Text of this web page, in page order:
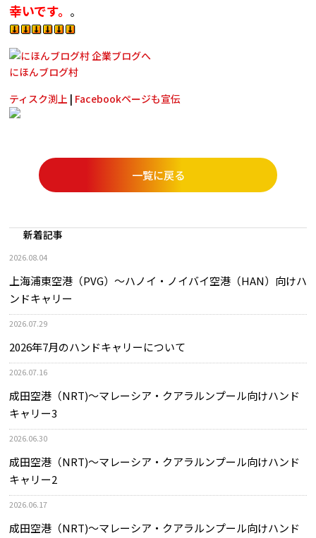
幸いです。 。
にほんブログ村
ティスク渕上 | Facebookページも宣伝
一覧に戻る
新着記事
2026.08.04
上海浦東空港（PVG）～ハノイ・ノイバイ空港（HAN）向けハ
ンドキャリー
2026.07.29
2026年7月のハンドキャリーについて
2026.07.16
成田空港（NRT)～マレーシア・クアラルンプール向けハンド
キャリー3
2026.06.30
成田空港（NRT)～マレーシア・クアラルンプール向けハンド
キャリー2
2026.06.17
成田空港（NRT)～マレーシア・クアラルンプール向けハンド